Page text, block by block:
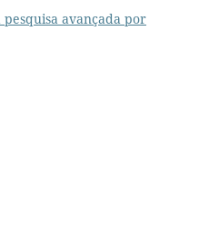
avançada por